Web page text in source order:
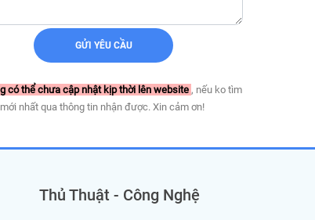
có thể chưa cập nhật kịp thời lên website , nếu ko tìm
nhất qua thông tin nhận được. Xin cảm ơn!
Thủ Thuật - Công Nghệ